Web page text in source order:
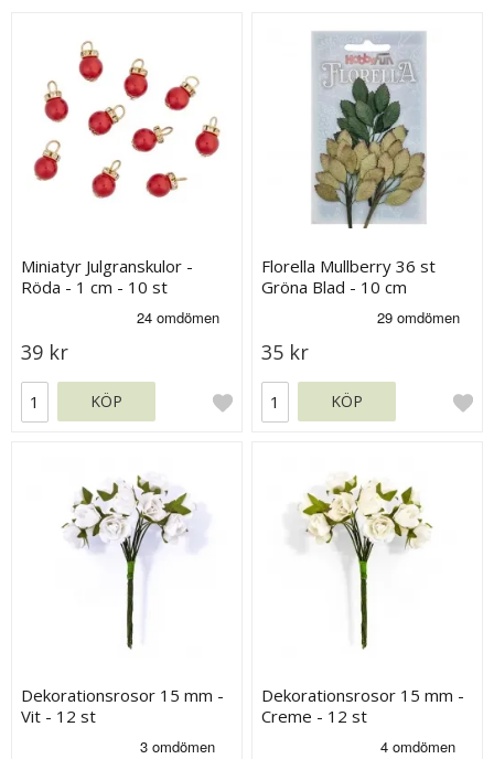
Miniatyr Julgranskulor -
Röda - 1 cm - 10 st
39 kr
KÖP
Florella Mullberry 36 st
Gröna Blad - 10 cm
35 kr
KÖP
Dekorationsrosor 15 mm -
Vit - 12 st
Dekorationsrosor 15 mm -
Creme - 12 st